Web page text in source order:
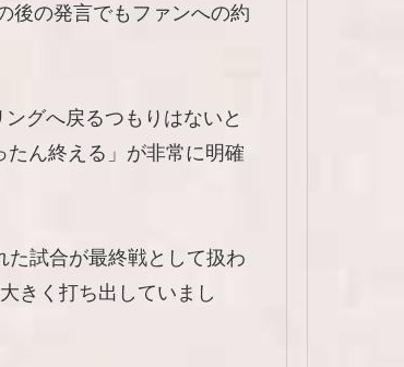
後の発言でもファンへの約
グへ戻るつもりはないと
ん終える」が非常に明確
た試合が最終戦として扱わ
きく打ち出していまし